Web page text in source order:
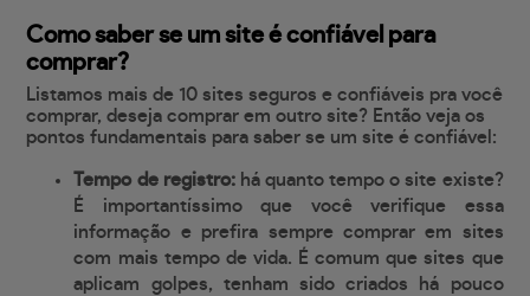
Como saber se um site é confiável para
comprar?
Listamos mais de 10 sites seguros e confiáveis pra você
comprar, deseja comprar em outro site? Então veja os
pontos fundamentais para saber se um site é confiável:
Tempo de registro:há quanto tempo o site existe?
É importantíssimo que você verifique essa
informação e prefira sempre comprar em sites
com mais tempo de vida. É comum que sites que
aplicam golpes, tenham sido criados há pouco